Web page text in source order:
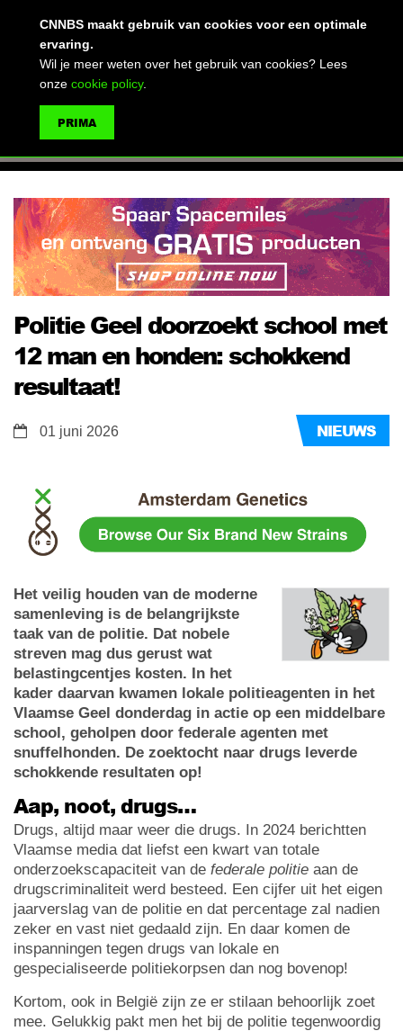
Politie Geel doorzoekt school met
12 man en honden: schokkend
resultaat!
NIEUWS
01 juni 2026
Het veilig houden van de moderne
samenleving is de belangrijkste
taak van de politie. Dat nobele
streven mag dus gerust wat
belastingcentjes kosten. In het
kader daarvan kwamen lokale politieagenten in het
Vlaamse Geel donderdag in actie op een middelbare
school, geholpen door federale agenten met
snuffelhonden. De zoektocht naar drugs leverde
schokkende resultaten op!
Aap, noot, drugs…
Drugs, altijd maar weer die drugs. In 2024 berichtten
Vlaamse media dat liefst een kwart van totale
onderzoekscapaciteit van de federale politie aan de
drugscriminaliteit werd besteed. Een cijfer uit het eigen
jaarverslag van de politie en dat percentage zal nadien
zeker en vast niet gedaald zijn. En daar komen de
inspanningen tegen drugs van lokale en
gespecialiseerde politiekorpsen dan nog bovenop!
Kortom, ook in België zijn ze er stilaan behoorlijk zoet
mee. Gelukkig pakt men het bij de politie tegenwoordig
CNNBS maakt gebruik van cookies voor een optimale
ervaring.
Wil je meer weten over het gebruik van cookies? Lees
onze cookie policy.
PRIMA